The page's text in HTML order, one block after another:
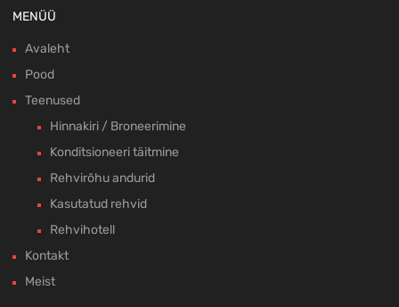
MENÜÜ
Avaleht
Pood
Teenused
Hinnakiri / Broneerimine
Konditsioneeri täitmine
Rehvirõhu andurid
Kasutatud rehvid
Rehvihotell
Kontakt
Meist